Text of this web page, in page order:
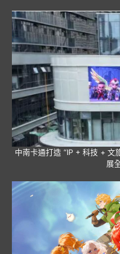
中南卡通打造 “IP + 科技 + 文
展